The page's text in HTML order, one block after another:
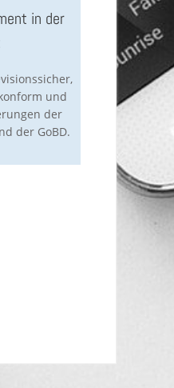
in der
und
der
der GoBD.